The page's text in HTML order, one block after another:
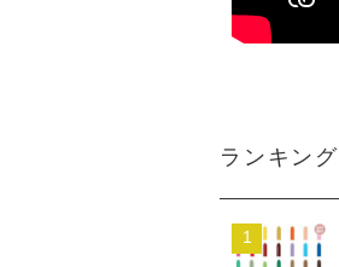
ランキング
1